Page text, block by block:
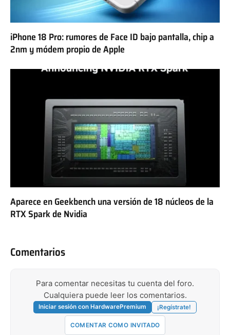
iPhone 18 Pro: rumores de Face ID bajo pantalla, chip a
2nm y módem propio de Apple
Aparece en Geekbench una versión de 18 núcleos de la
RTX Spark de Nvidia
Comentarios
Para comentar necesitas tu cuenta del foro.
Cualquiera puede leer los comentarios.
Iniciar sesión con HardwarePremium ¡Regístrate!
COMENTAR COMO INVITADO